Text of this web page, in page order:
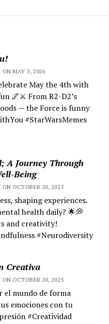
MAY 3, 2026
May the 4th with
🌌⚔️ From R2-D2’s
— the Force is funny
#StarWarsMemes
A Journey Through
Being
OCTOBER 20, 2025
shaping experiences.
health daily? 🌟💭
and creativity!
#Neurodiversity
Creativa
OCTOBER 20, 2025
el mundo de forma
emociones con tu
#Creatividad